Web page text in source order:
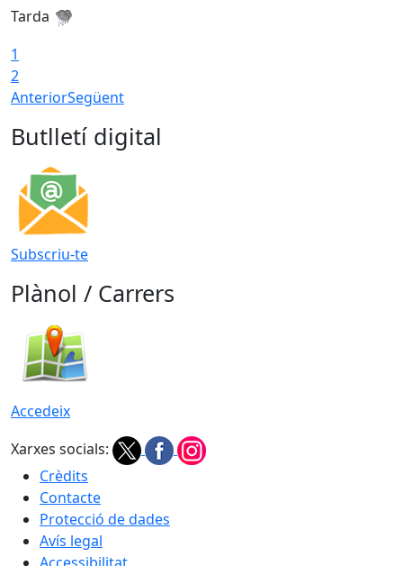
Tarda
1
2
AnteriorSegüent
Butlletí digital
Subscriu-te
Plànol / Carrers
Accedeix
Xarxes socials:
Crèdits
Contacte
Protecció de dades
Avís legal